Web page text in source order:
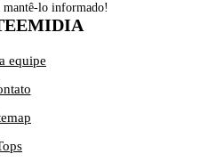
mantê-lo informado!
equipe